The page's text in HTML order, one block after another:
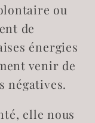
ou
de
énergies
venir de
négatives.
elle nous